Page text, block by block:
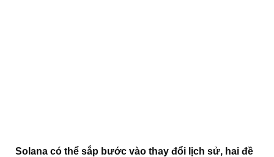
Solana có thể sắp bước vào thay đổi lịch sử, hai đề